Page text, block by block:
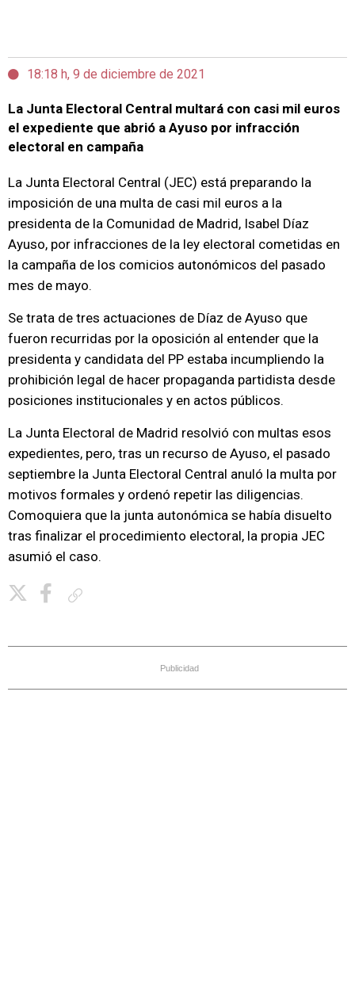
18:18 h, 9 de diciembre de 2021
La Junta Electoral Central multará con casi mil euros
el expediente que abrió a Ayuso por infracción
electoral en campaña
La Junta Electoral Central (JEC) está preparando la
imposición de una multa de casi mil euros a la
presidenta de la Comunidad de Madrid, Isabel Díaz
Ayuso, por infracciones de la ley electoral cometidas en
la campaña de los comicios autonómicos del pasado
mes de mayo.
Se trata de tres actuaciones de Díaz de Ayuso que
fueron recurridas por la oposición al entender que la
presidenta y candidata del PP estaba incumpliendo la
prohibición legal de hacer propaganda partidista desde
posiciones institucionales y en actos públicos.
La Junta Electoral de Madrid resolvió con multas esos
expedientes, pero, tras un recurso de Ayuso, el pasado
septiembre la Junta Electoral Central anuló la multa por
motivos formales y ordenó repetir las diligencias.
Comoquiera que la junta autonómica se había disuelto
tras finalizar el procedimiento electoral, la propia JEC
asumió el caso.
Publicidad